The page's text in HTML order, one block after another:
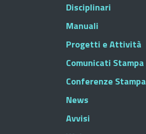
Disciplinari
Manuali
Progetti e Attività
Comunicati Stampa
Conferenze Stampa
News
Avvisi